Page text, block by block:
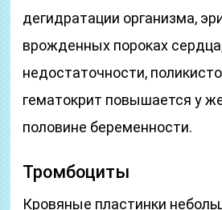
дегидратации организма,
врожденных пороках
недостаточности,
гематокрит повышается у
половине беременности.
Тромбоциты
Кровяные пластинки